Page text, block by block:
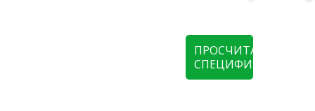
ПРОСЧИТАТЬ
СПЕЦИФИКАЦИЮ